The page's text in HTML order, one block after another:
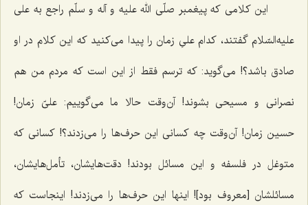
این کلامى که پیغمبر صلّی الله علیه و آله و سلّم راجع به على
علیه‌السّلام گفتند، کدام علىِ زمان را پیدا مى‌کنید که این کلام در او
صادق باشد؟! مى‌گوید: که ترسم فقط از این است که مردم من هم
نصرانى و مسیحى بشوند! آن‌وقت حالا ما می‌گوییم: علىّ زمان!
حسین زمان! آن‌وقت چه کسانی این حرف‌ها را مى‌زدند؟! کسانى که
متوغل در فلسفه و این مسائل بودند! دقت‌هایشان، تأمل‌هایشان،
مسائلشان [معروف بود]! اینها این حرف‌ها را مى‌زدند! اینجاست که